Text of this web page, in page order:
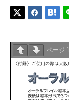
ページ 1
求人
問合せ